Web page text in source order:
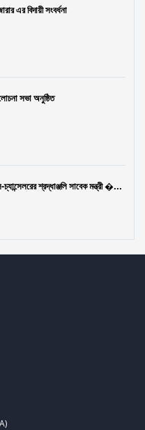
এর বিদায়ী সংবর্ধনা
সভা অনুষ্ঠিত
শ্রদ্ধাঞ্জলি সাবেক মন্ত্রী �...
ড. মো. নওশের ওয়ানকে বরণ করলেন